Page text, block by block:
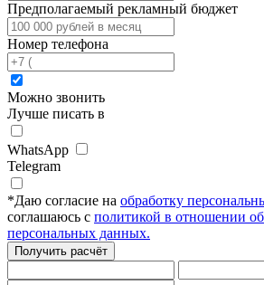
Предполагаемый рекламный бюджет
Номер телефона
Можно звонить
Лучше писать в
WhatsApp
Telegram
*Даю согласие на обработку
соглашаюсь с политикой в отношении
персональных данных.
Получить расчёт